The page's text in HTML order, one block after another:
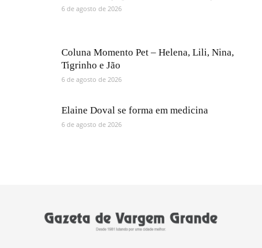
6 de agosto de 2026
Coluna Momento Pet – Helena, Lili, Nina,
Tigrinho e Jão
6 de agosto de 2026
Elaine Doval se forma em medicina
6 de agosto de 2026